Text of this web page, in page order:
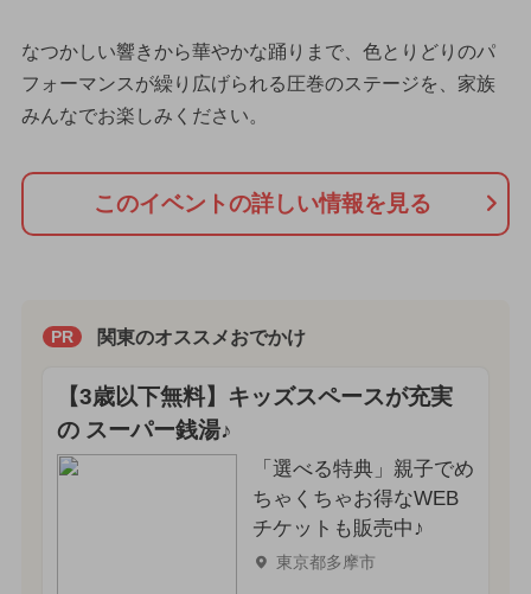
なつかしい響きから華やかな踊りまで、色とりどりのパ
フォーマンスが繰り広げられる圧巻のステージを、家族
みんなでお楽しみください。
このイベントの詳しい情報を見る
PR 関東のオススメおでかけ
【3歳以下無料】キッズスペースが充実
の スーパー銭湯♪
「選べる特典」親子でめ
ちゃくちゃお得なWEB
チケットも販売中♪
東京都多摩市